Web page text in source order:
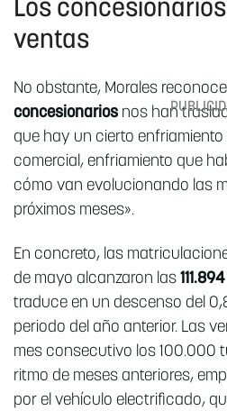
Los
ventas
No obstante, Morales
concesionarios nos han
que hay un cierto
comercial, enfriamiento que
cómo van evolucionando las
próximos meses».
En concreto, las
de mayo alcanzaron las
traduce en un descenso del
periodo del año anterior. Las
mes consecutivo los 100.000
ritmo de meses anteriores,
por el vehículo electrificado,